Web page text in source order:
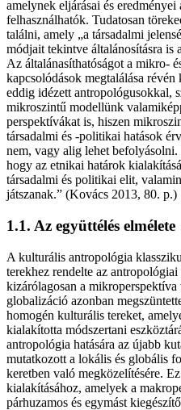
amelynek eljárásai és
felhasználhatók. Tudatosan
találni, amely „a társadalmi
módjait tekintve általánosításra is
Az általánasíthatóságot a mikro-
kapcsolódások megtalálása
eddig idézett antropológusokkal,
mikroszintű modellünk
perspektívákat is, hiszen
társadalmi és -politikai hatások
nem, vagy alig lehet
hogy az etnikai határok
társadalmi és politikai elit,
játszanak.” (Kovács 2013, 80. p.)
1.1. Az együttélés elmélete
A kulturális antropológia
terekhez rendelte az
kizárólagosan a
globalizáció azonban
homogén kulturális tereket,
kialakította módszertani
antropológia hatására az újabb
mutatkozott a lokális és globális
keretben való megközelítésére.
kialakításához, amelyek a
párhuzamos és egymást